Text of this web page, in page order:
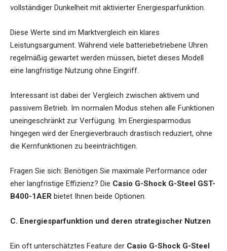
vollständiger Dunkelheit mit aktivierter Energiesparfunktion.
Diese Werte sind im Marktvergleich ein klares
Leistungsargument. Während viele batteriebetriebene Uhren
regelmäßig gewartet werden müssen, bietet dieses Modell
eine langfristige Nutzung ohne Eingriff.
Interessant ist dabei der Vergleich zwischen aktivem und
passivem Betrieb. Im normalen Modus stehen alle Funktionen
uneingeschränkt zur Verfügung. Im Energiesparmodus
hingegen wird der Energieverbrauch drastisch reduziert, ohne
die Kernfunktionen zu beeinträchtigen.
Fragen Sie sich: Benötigen Sie maximale Performance oder
eher langfristige Effizienz? Die Casio G-Shock G-Steel GST-
B400-1AER bietet Ihnen beide Optionen.
C. Energiesparfunktion und deren strategischer Nutzen
Ein oft unterschätztes Feature der Casio G-Shock G-Steel